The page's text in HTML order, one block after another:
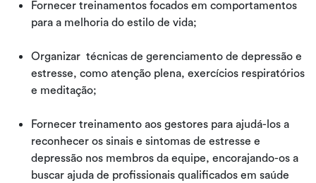
Fornecer treinamentos focados em comportamentos
para a melhoria do estilo de vida;
Organizar técnicas de gerenciamento de depressão e
estresse, como atenção plena, exercícios respiratórios
e meditação;
Fornecer treinamento aos gestores para ajudá-los a
reconhecer os sinais e sintomas de estresse e
depressão nos membros da equipe, encorajando-os a
buscar ajuda de profissionais qualificados em saúde